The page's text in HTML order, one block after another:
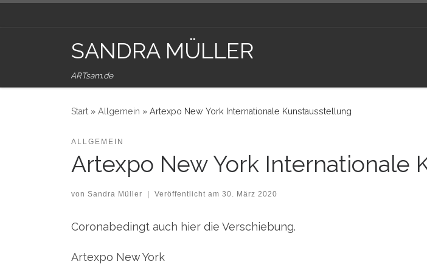
SANDRA MÜLLER
ARTsam.de
Start » Allgemein » Artexpo New York Internationale Kunstausstellung
ALLGEMEIN
Artexpo New York Internationale
von Sandra Müller Veröffentlicht am 30. März 2020
Coronabedingt auch hier die Verschiebung.
Artexpo New York